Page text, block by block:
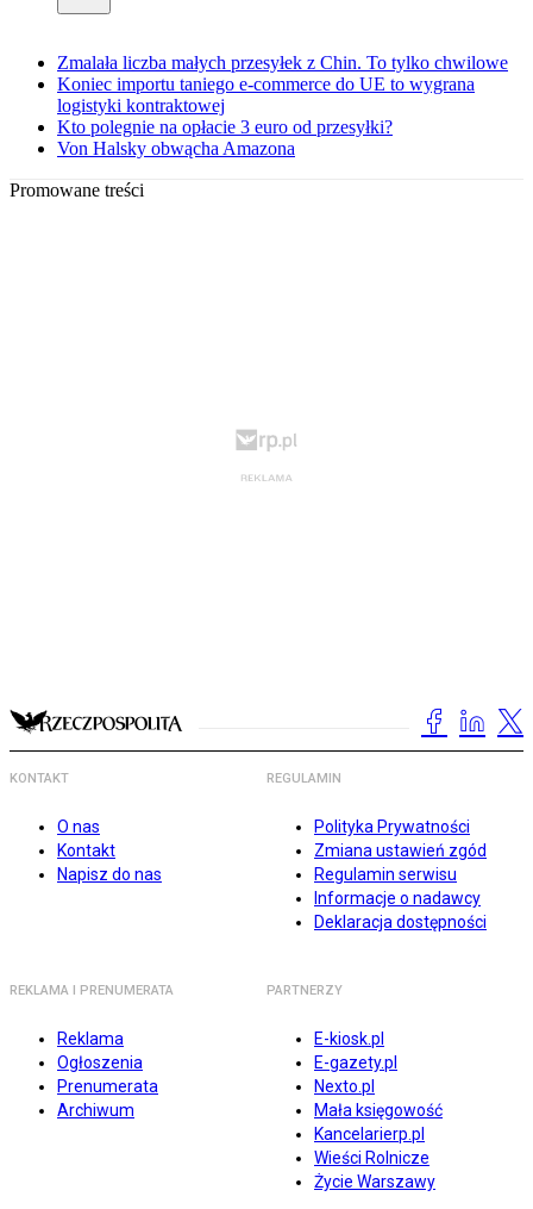
Zmalała liczba małych przesyłek z Chin. To tylko chwilowe
Koniec importu taniego e-commerce do UE to wygrana
logistyki kontraktowej
Kto polegnie na opłacie 3 euro od przesyłki?
Von Halsky obwącha Amazona
Promowane treści
KONTAKT
O nas
Kontakt
Napisz do nas
REGULAMIN
Polityka Prywatności
Zmiana ustawień zgód
Regulamin serwisu
Informacje o nadawcy
Deklaracja dostępności
REKLAMA I PRENUMERATA
Reklama
Ogłoszenia
Prenumerata
Archiwum
PARTNERZY
E-kiosk.pl
E-gazety.pl
Nexto.pl
Mała księgowość
Kancelarierp.pl
Wieści Rolnicze
Życie Warszawy